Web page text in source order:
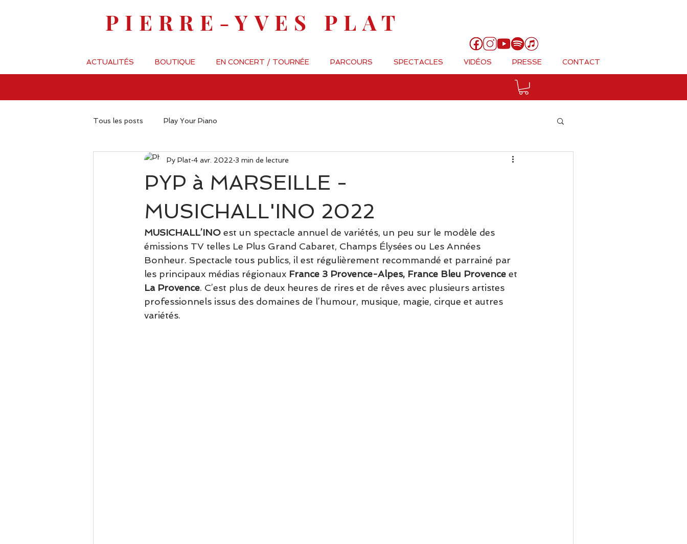
PIERRE-YVES PLAT
ACTUALITÉS BOUTIQUE EN CONCERT / TOURNÉE PARCOURS SPECTACLES VIDÉOS PRESSE CONTACT
Tous les posts Play Your Piano
PYP à MARSEILLE -
MUSICHALL'INO 2022
Py Plat 4 avr. 2022 3 min de lecture
MUSICHALL’INO est un spectacle annuel de variétés, un peu sur le modèle des
émissions TV telles Le Plus Grand Cabaret, Champs Élysées ou Les Années
Bonheur. Spectacle tous publics, il est régulièrement recommandé et parrainé par
les principaux médias régionaux France 3 Provence-Alpes, France Bleu Provence et
La Provence. C’est plus de deux heures de rires et de rêves avec plusieurs artistes
professionnels issus des domaines de l’humour, musique, magie, cirque et autres
variétés.